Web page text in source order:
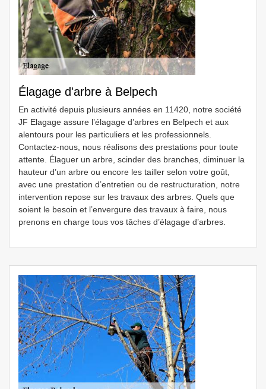
Élagage d'arbre à Belpech
En activité depuis plusieurs années en 11420, notre société
JF Elagage assure l’élagage d’arbres en Belpech et aux
alentours pour les particuliers et les professionnels.
Contactez-nous, nous réalisons des prestations pour toute
attente. Élaguer un arbre, scinder des branches, diminuer la
hauteur d’un arbre ou encore les tailler selon votre goût,
avec une prestation d’entretien ou de restructuration, notre
intervention repose sur les travaux des arbres. Quels que
soient le besoin et l’envergure des travaux à faire, nous
prenons en charge tous vos tâches d’élagage d’arbres.